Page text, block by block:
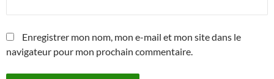
Enregistrer mon nom, mon e-mail et mon site dans le
navigateur pour mon prochain commentaire.